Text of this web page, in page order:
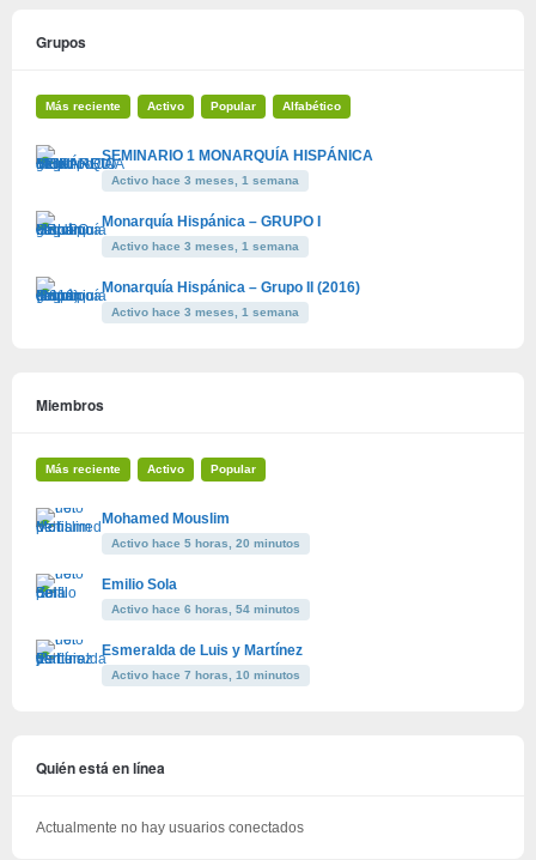
Grupos
Más reciente Activo Popular Alfabético
SEMINARIO 1 MONARQUÍA HISPÁNICA
Activo hace 3 meses, 1 semana
Monarquía Hispánica – GRUPO I
Activo hace 3 meses, 1 semana
Monarquía Hispánica – Grupo II (2016)
Activo hace 3 meses, 1 semana
Miembros
Más reciente Activo Popular
Mohamed Mouslim
Activo hace 5 horas, 20 minutos
Emilio Sola
Activo hace 6 horas, 54 minutos
Esmeralda de Luis y Martínez
Activo hace 7 horas, 10 minutos
Quién está en línea
Actualmente no hay usuarios conectados